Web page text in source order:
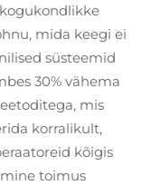
mida keegi ei
süsteemid
30% vähema
mis
korralikult,
kõigis
toimus